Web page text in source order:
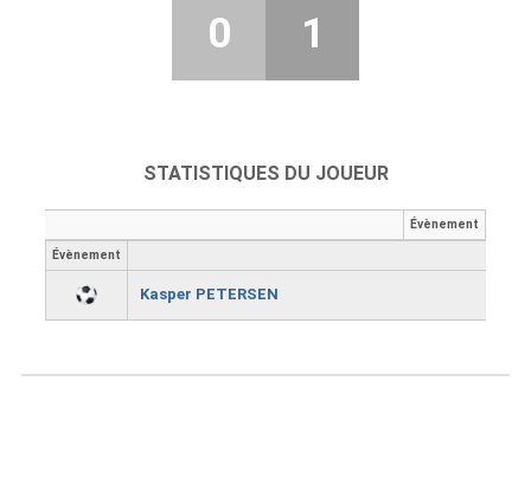
0 1
STATISTIQUES DU JOUEUR
Évènement
Évènement
Kasper PETERSEN